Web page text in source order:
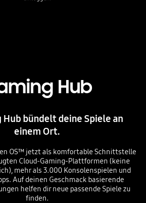
Hub
Hub bündelt deine Spiele an
einem Ort.
OS™ jetzt als komfortable Schnittstelle
Cloud-Gaming-Plattformen (keine
mehr als 3.000 Konsolenspielen und
Auf deinen Geschmack basierende
helfen dir neue passende Spiele zu
finden.